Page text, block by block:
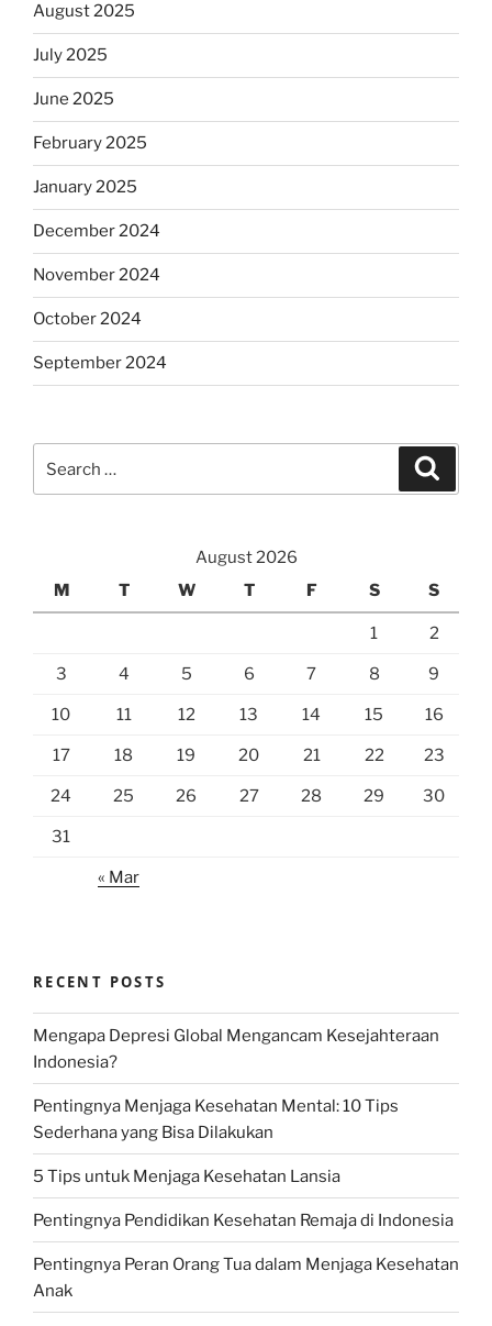
August 2025
July 2025
June 2025
February 2025
January 2025
December 2024
November 2024
October 2024
September 2024
for:
August 2026
M
T W T F S S
1 2
3 4 5 6 7 8 9
10 11 12 13 14 15 16
17 18 19 20 21 22 23
24 25 26 27 28 29 30
31
« Mar
RECENT POSTS
Mengapa Depresi Global Mengancam Kesejahteraan
Indonesia?
Pentingnya Menjaga Kesehatan Mental: 10 Tips
Sederhana yang Bisa Dilakukan
5 Tips untuk Menjaga Kesehatan Lansia
Pentingnya Pendidikan Kesehatan Remaja di Indonesia
Pentingnya Peran Orang Tua dalam Menjaga Kesehatan
Anak